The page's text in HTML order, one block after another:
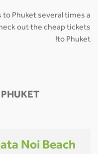
to Phuket several times a
out the cheap tickets
to Phuket!
PHUKET
Kata Noi Beach